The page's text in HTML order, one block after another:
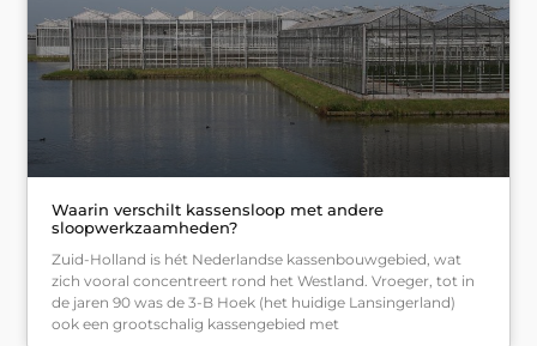
Waarin verschilt kassensloop met andere
sloopwerkzaamheden?
Zuid-Holland is hét Nederlandse kassenbouwgebied, wat
zich vooral concentreert rond het Westland. Vroeger, tot in
de jaren 90 was de 3-B Hoek (het huidige Lansingerland)
ook een grootschalig kassengebied met